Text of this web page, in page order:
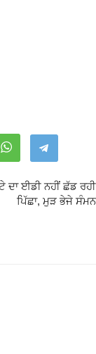
ਦਾ ਈਡੀ ਨਹੀਂ ਛੱਡ ਰਹੀ
ਪਿੱਛਾ, ਮੁੜ ਭੇਜੇ ਸੰਮਨ